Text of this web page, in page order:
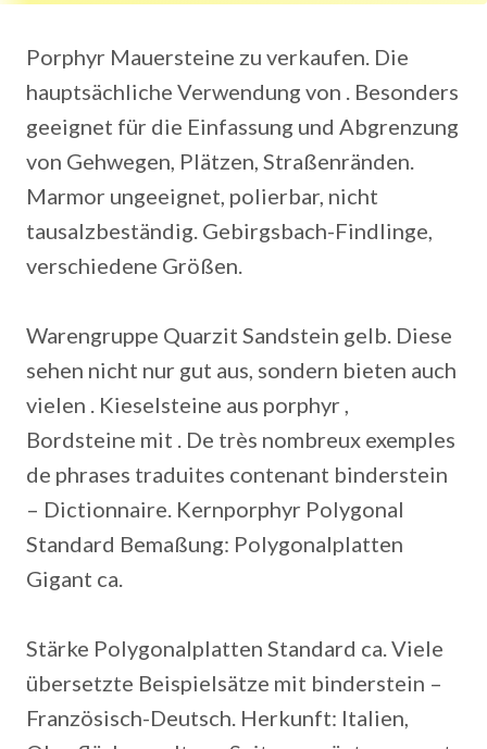
Porphyr Mauersteine zu verkaufen. Die
hauptsächliche Verwendung von . Besonders
geeignet für die Einfassung und Abgrenzung
von Gehwegen, Plätzen, Straßenränden.
Marmor ungeeignet, polierbar, nicht
tausalzbeständig. Gebirgsbach-Findlinge,
verschiedene Größen.
Warengruppe Quarzit Sandstein gelb. Diese
sehen nicht nur gut aus, sondern bieten auch
vielen . Kieselsteine aus porphyr ,
Bordsteine mit . De très nombreux exemples
de phrases traduites contenant binderstein
– Dictionnaire. Kernporphyr Polygonal
Standard Bemaßung: Polygonalplatten
Gigant ca.
Stärke Polygonalplatten Standard ca. Viele
übersetzte Beispielsätze mit binderstein –
Französisch-Deutsch. Herkunft: Italien,